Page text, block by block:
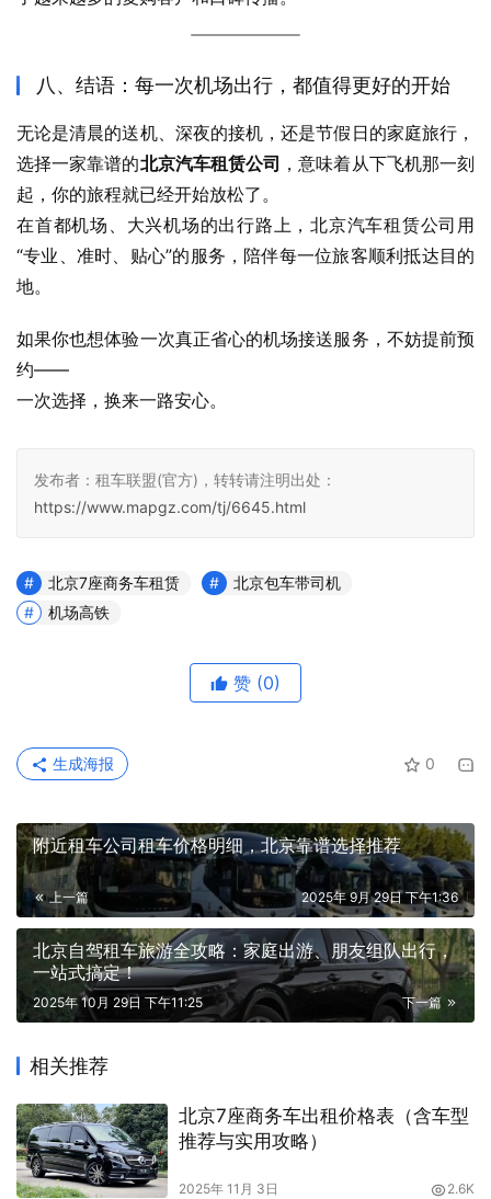
八、结语：每一次机场出行，都值得更好的开始
无论是清晨的送机、深夜的接机，还是节假日的家庭旅行，
选择一家靠谱的北京汽车租赁公司 ，意味着从下飞机那一刻
起，你的旅程就已经开始放松了。
在首都机场、大兴机场的出行路上，北京汽车租赁公司用
“专业、准时、贴心”的服务，陪伴每一位旅客顺利抵达目的
地。
如果你也想体验一次真正省心的机场接送服务，不妨提前预
约——
一次选择，换来一路安心。
发布者：租车联盟(官方)，转转请注明出处：
https://www.mapgz.com/tj/6645.html
北京7座商务车租赁
北京包车带司机
机场高铁
赞 (0)
0
生成海报
附近租车公司租车价格明细，北京靠谱选择推荐
上一篇 2025年 9月 29日 下午1:36
北京自驾租车旅游全攻略：家庭出游、朋友组队出行，
一站式搞定！
下一篇
2025年 10月 29日 下午11:25
相关推荐
北京7座商务车出租价格表（含车型
推荐与实用攻略）
2025年 11月 3日 2.6K